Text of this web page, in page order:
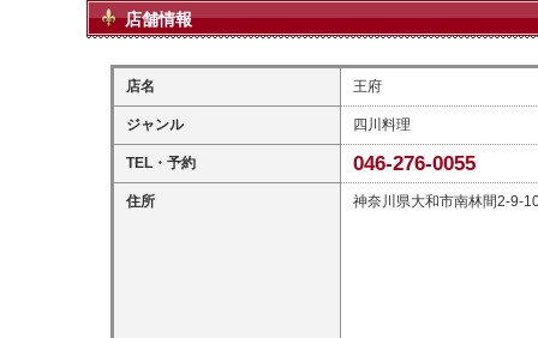
店舗情報
店名 王府
ジャンル 四川料理
TEL・予約 046-276-0055
住所 神奈川県大和市南林間2-9-